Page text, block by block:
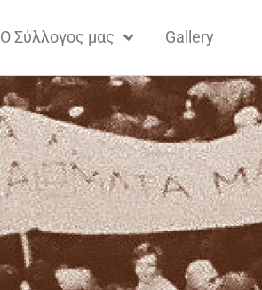
Ο Σύλλογος μας Gallery